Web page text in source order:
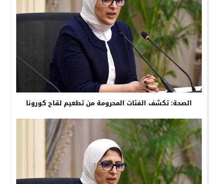
الصحة: تكشف الفئات المحرومة من تطعيم لقاح كورونا